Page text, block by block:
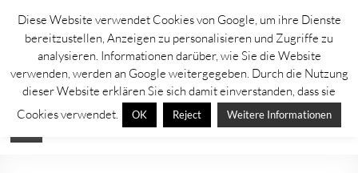
Zum
Inhalt
springen
Lahntastisch
Sehenswürdigkeiten, Ausflugsziele und Aktuelles rechts und links der
Lahn
Menü
Diese Website verwendet Cookies von Google, um ihre Dienste
bereitzustellen, Anzeigen zu personalisieren und Zugriffe zu
analysieren. Informationen darüber, wie Sie die Website
verwenden, werden an Google weitergegeben. Durch die Nutzung
dieser Website erklären Sie sich damit einverstanden, dass sie
Cookies verwendet.
OK Reject Weitere Informationen